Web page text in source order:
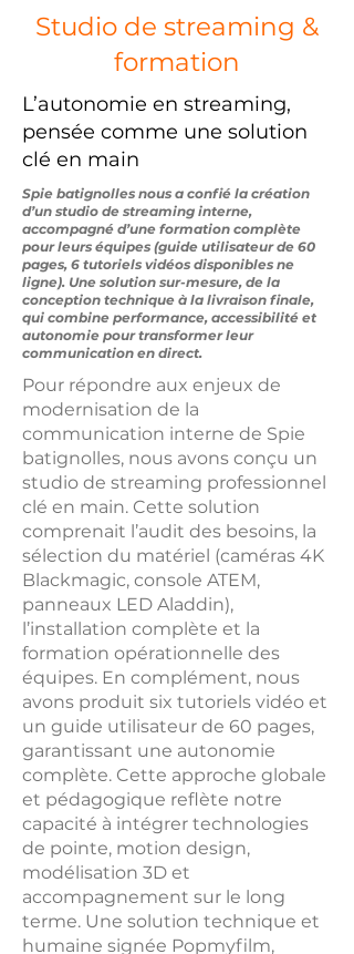
Studio de streaming &
formation
L’autonomie en streaming,
pensée comme une solution
clé en main
Spie batignolles nous a confié la création
d’un studio de streaming interne,
accompagné d’une formation complète
pour leurs équipes (guide utilisateur de 60
pages, 6 tutoriels vidéos disponibles ne
ligne). Une solution sur-mesure, de la
conception technique à la livraison finale,
qui combine performance, accessibilité et
autonomie pour transformer leur
communication en direct.
Pour répondre aux enjeux de
modernisation de la
communication interne de Spie
batignolles, nous avons conçu un
studio de streaming professionnel
clé en main. Cette solution
comprenait l’audit des besoins, la
sélection du matériel (caméras 4K
Blackmagic, console ATEM,
panneaux LED Aladdin),
l’installation complète et la
formation opérationnelle des
équipes. En complément, nous
avons produit six tutoriels vidéo et
un guide utilisateur de 60 pages,
garantissant une autonomie
complète. Cette approche globale
et pédagogique reflète notre
capacité à intégrer technologies
de pointe, motion design,
modélisation 3D et
accompagnement sur le long
terme. Une solution technique et
humaine signée Popmyfilm,